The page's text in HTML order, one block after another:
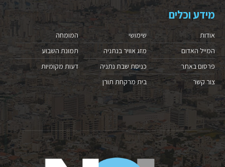
מידע וכלים
אודות
המייל האדום
פרסום באתר
צור קשר
שימושי
מזג אוויר בנתניה
כניסת שבת נתניה
בית מרקחת תורן
המומחה
תמונת השבוע
דעות מקומיות